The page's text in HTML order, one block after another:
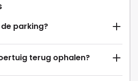
parking?
terug ophalen?